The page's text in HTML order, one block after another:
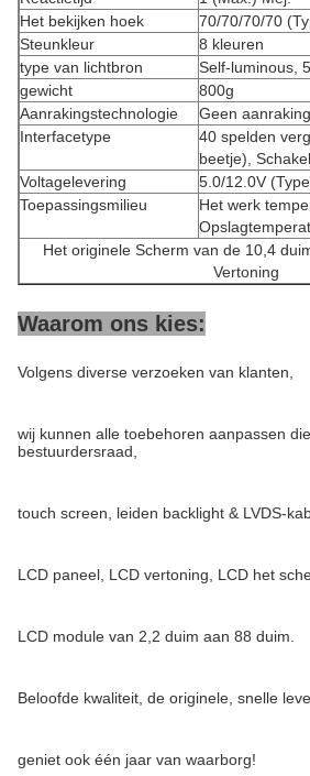
Het bekijken hoek
70/70/70/70
Steunkleur
8 kleuren
type van lichtbron
Self-luminous,
gewicht
800g
Aanrakingstechnologie
Geen aanraking
Interfacetype
40 spelden
beetje),
Voltagelevering
5.0/12.0V
Toepassingsmilieu
Het werk
Het originele Scherm van de 10,4
Vertoning
Waarom ons kies:
Volgens diverse verzoeken van klanten,
wij kunnen alle toebehoren aanpassen
bestuurdersraad,
touch screen, leiden backlight & LVDS-
LCD paneel, LCD vertoning, LCD het
LCD module van 2,2 duim aan 88 duim.
Beloofde kwaliteit, de originele, snelle
geniet ook één jaar van waarborg!